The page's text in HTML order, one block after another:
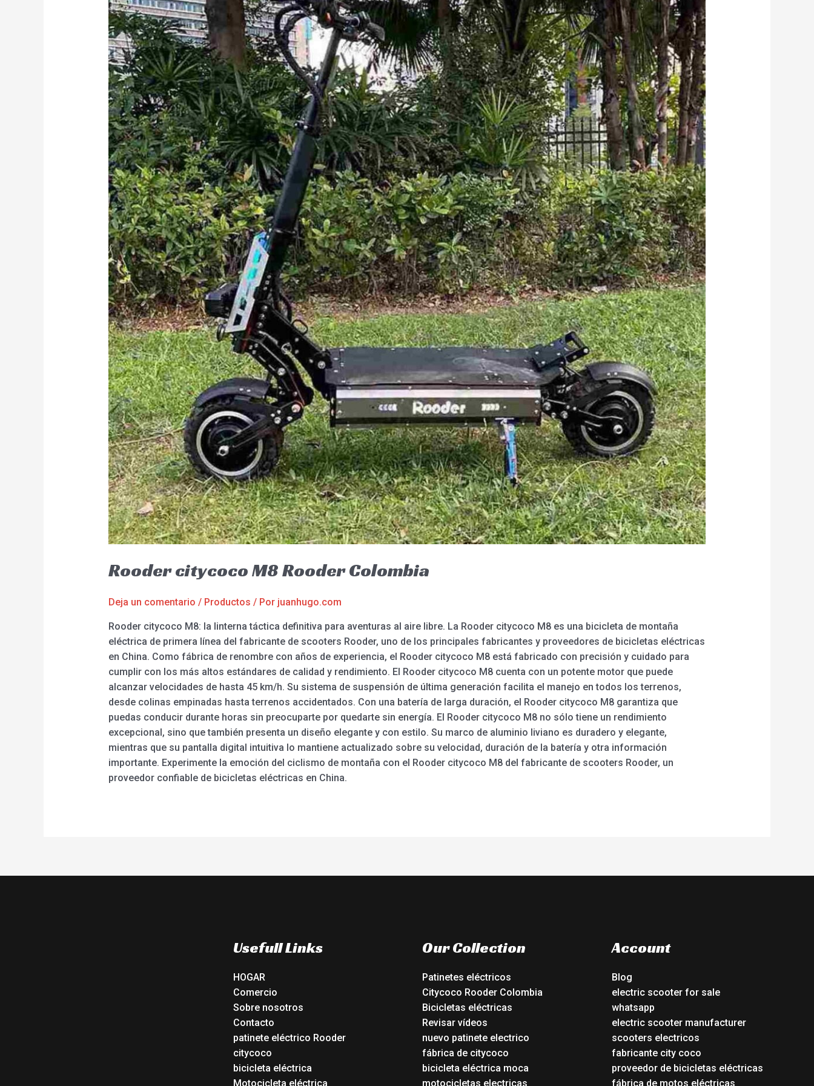
Rooder citycoco M8 Rooder Colombia
Deja un comentario / Productos / Por juanhugo.com
Rooder citycoco M8: la linterna táctica definitiva para aventuras al aire libre. La Rooder citycoco M8 es una bicicleta de montaña
eléctrica de primera línea del fabricante de scooters Rooder, uno de los principales fabricantes y proveedores de bicicletas eléctricas
en China. Como fábrica de renombre con años de experiencia, el Rooder citycoco M8 está fabricado con precisión y cuidado para
cumplir con los más altos estándares de calidad y rendimiento. El Rooder citycoco M8 cuenta con un potente motor que puede
alcanzar velocidades de hasta 45 km/h. Su sistema de suspensión de última generación facilita el manejo en todos los terrenos,
desde colinas empinadas hasta terrenos accidentados. Con una batería de larga duración, el Rooder citycoco M8 garantiza que
puedas conducir durante horas sin preocuparte por quedarte sin energía. El Rooder citycoco M8 no sólo tiene un rendimiento
excepcional, sino que también presenta un diseño elegante y con estilo. Su marco de aluminio liviano es duradero y elegante,
mientras que su pantalla digital intuitiva lo mantiene actualizado sobre su velocidad, duración de la batería y otra información
importante. Experimente la emoción del ciclismo de montaña con el Rooder citycoco M8 del fabricante de scooters Rooder, un
proveedor confiable de bicicletas eléctricas en China.
Usefull Links
HOGAR
Comercio
Sobre nosotros
Contacto
patinete eléctrico Rooder
citycoco
bicicleta eléctrica
Motocicleta eléctrica
Our Collection
Patinetes eléctricos
Citycoco Rooder Colombia
Bicicletas eléctricas
Revisar vídeos
nuevo patinete electrico
fábrica de citycoco
bicicleta eléctrica moca
motocicletas electricas
Account
Blog
electric scooter for sale
whatsapp
electric scooter manufacturer
scooters electricos
fabricante city coco
proveedor de bicicletas eléctricas
fábrica de motos eléctricas